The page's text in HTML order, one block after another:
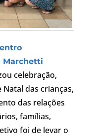
Marchetti
celebração,
das crianças,
das relações
famílias,
foi de levar o